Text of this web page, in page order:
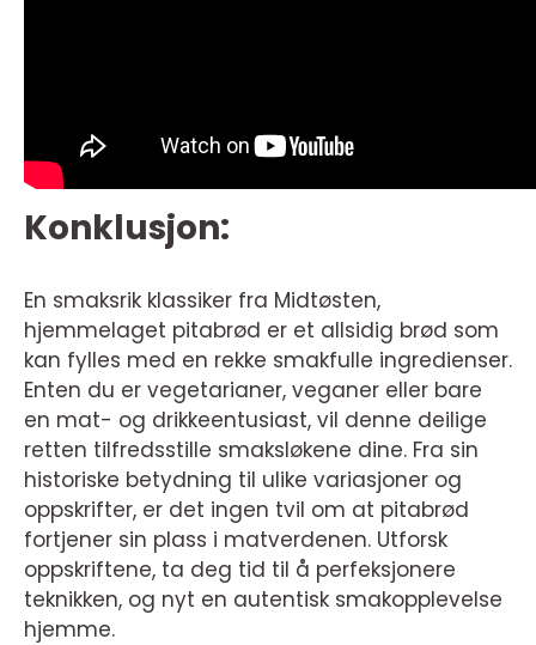
Konklusjon:
En smaksrik klassiker fra Midtøsten,
hjemmelaget pitabrød er et allsidig brød som
kan fylles med en rekke smakfulle ingredienser.
Enten du er vegetarianer, veganer eller bare
en mat- og drikkeentusiast, vil denne deilige
retten tilfredsstille smaksløkene dine. Fra sin
historiske betydning til ulike variasjoner og
oppskrifter, er det ingen tvil om at pitabrød
fortjener sin plass i matverdenen. Utforsk
oppskriftene, ta deg tid til å perfeksjonere
teknikken, og nyt en autentisk smakopplevelse
hjemme.